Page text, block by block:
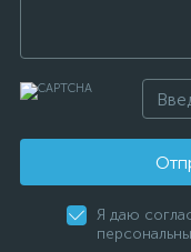
Я даю